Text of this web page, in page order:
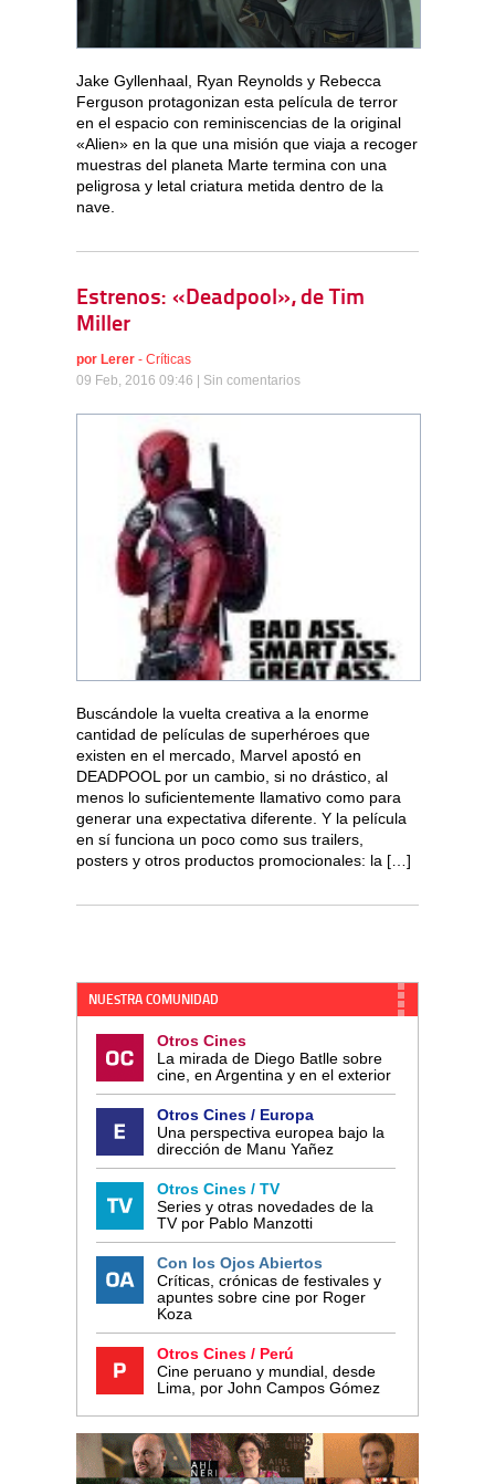
Jake Gyllenhaal, Ryan Reynolds y Rebecca
Ferguson protagonizan esta película de terror
en el espacio con reminiscencias de la original
«Alien» en la que una misión que viaja a recoger
muestras del planeta Marte termina con una
peligrosa y letal criatura metida dentro de la
nave.
Estrenos: «Deadpool», de Tim
Miller
por Lerer - Críticas
09 Feb, 2016 09:46 | Sin comentarios
Buscándole la vuelta creativa a la enorme
cantidad de películas de superhéroes que
existen en el mercado, Marvel apostó en
DEADPOOL por un cambio, si no drástico, al
menos lo suficientemente llamativo como para
generar una expectativa diferente. Y la película
en sí funciona un poco como sus trailers,
posters y otros productos promocionales: la […]
NUESTRA COMUNIDAD
Otros Cines
La mirada de Diego Batlle sobre
cine, en Argentina y en el exterior
Otros Cines / Europa
Una perspectiva europea bajo la
dirección de Manu Yañez
Otros Cines / TV
Series y otras novedades de la
TV por Pablo Manzotti
Con los Ojos Abiertos
Críticas, crónicas de festivales y
apuntes sobre cine por Roger
Koza
Otros Cines / Perú
Cine peruano y mundial, desde
Lima, por John Campos Gómez